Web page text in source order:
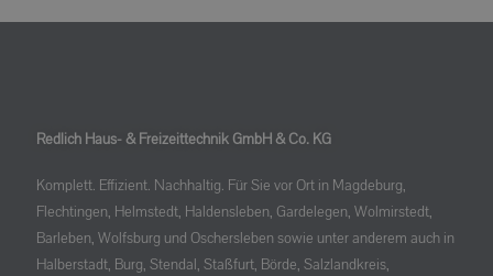
Redlich Haus- & Freizeittechnik GmbH & Co. KG
Komplett. Effizient. Nachhaltig. Für Sie vor Ort in Magdeburg,
Flechtingen, Helmstedt, Haldensleben, Gardelegen, Wolmirstedt,
Barleben, Wolfsburg und Oschersleben sowie unter anderem auch in
Halberstadt, Burg, Stendal, Staßfurt, Börde, Salzlandkreis,